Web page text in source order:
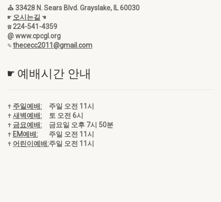
⛪ 33428 N. Sears Blvd. Grayslake, IL 60030
☛ 오시는길 ☚
☎ 224-541-4359
@ www.cpcgl.org
✎thececc2011@gmail.com
☛ 예배시간 안내
✝ 주일예배:
주일 오전 11시
✝새벽예배:
토 오전 6시
✝ 금요예배:
금요일 오후 7시 50분
✝ EM예배:
주일 오전 11시
✝ 어린이예배:주일 오전 11시